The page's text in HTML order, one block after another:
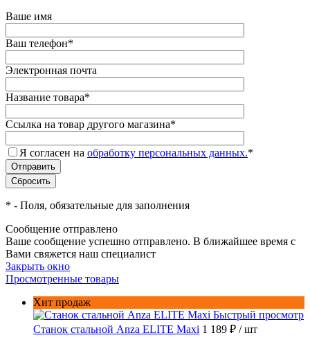
Ваше имя
Ваш телефон*
Электронная почта
Название товара*
Ссылка на товар другого магазина*
Я согласен на обработку персональных данных.*
* - Поля, обязательные для заполнения
Сообщение отправлено
Ваше сообщение успешно отправлено. В ближайшее время с
Вами свяжется наш специалист
Закрыть окно
Просмотренные товары
Хит продаж
Быстрый просмотр
Станок стальной Anza ELITE Maxi 1 189 ₽ / шт